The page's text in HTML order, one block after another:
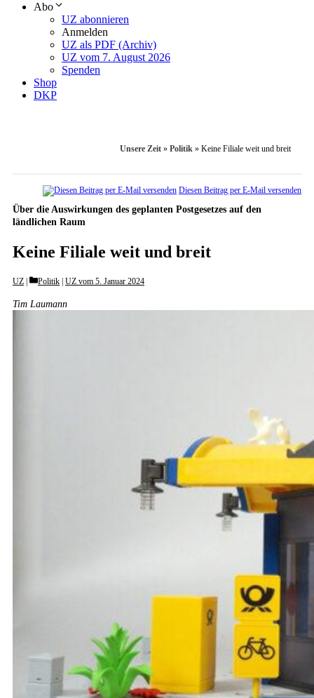
Abo
UZ abonnieren
Anmelden
UZ als PDF (Archiv)
UZ vom 7. August 2026
Spenden
Shop
DKP
Unsere Zeit » Politik » Keine Filiale weit und breit
Diesen Beitrag per E-Mail versenden
Über die Auswirkungen des geplanten Postgesetzes auf den
ländlichen Raum
Keine Filiale weit und breit
UZ Categories
Politik UZ vom 5. Januar 2024
Tim Laumann